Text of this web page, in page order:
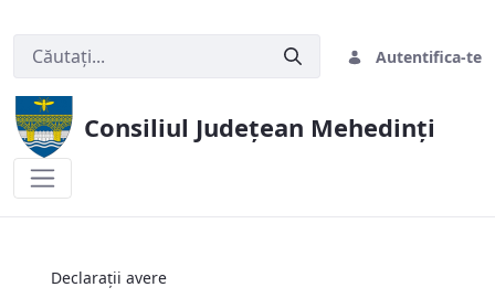
Autentifica-te
Consiliul Județean Mehedinți
Declarații avere